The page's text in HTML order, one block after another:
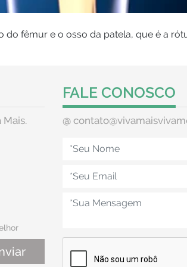
fêmur e o osso da patela, que é a
FALE CONOSCO
@